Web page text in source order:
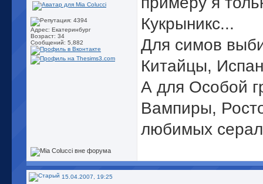
Адрес: Екатеринбург
Возраст: 34
Сообщений: 5,882
Кукрыникс...
Для симов
Китайцы,
А для Особой
Вампиры,
любимых
15.04.2007, 19:25